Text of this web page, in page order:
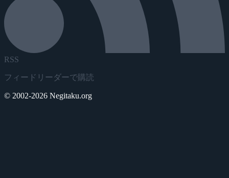
RSS
フィードリーダーで購読
© 2002-2026 Negitaku.org